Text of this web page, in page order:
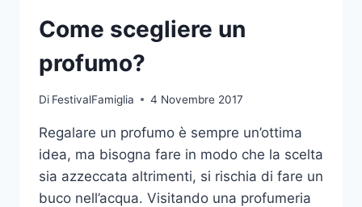
Come scegliere un
profumo?
Di FestivalFamiglia 4 Novembre 2017
Regalare un profumo è sempre un’ottima
idea, ma bisogna fare in modo che la scelta
sia azzeccata altrimenti, si rischia di fare un
buco nell’acqua. Visitando una profumeria